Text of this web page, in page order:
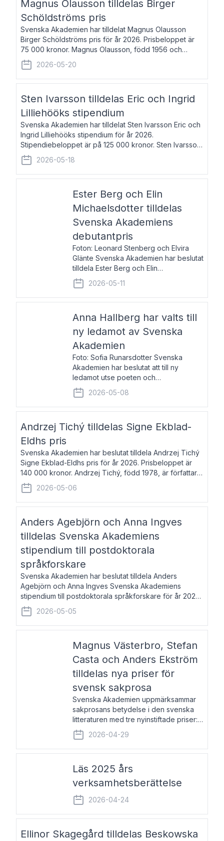
Magnus Olausson tilldelas Birger
Schöldströms pris
Svenska Akademien har tilldelat Magnus Olausson
Birger Schöldströms pris för år 2026. Prisbeloppet är
75 000 kronor. Magnus Olausson, född 1956 och
bosatt i Stockholm, är konstvetare, museiman och
hovman. Han disputerade 1993 vid Uppsala un
2026-05-20
Sten Ivarsson tilldelas Eric och Ingrid
Lilliehööks stipendium
Svenska Akademien har tilldelat Sten Ivarsson Eric och
Ingrid Lilliehööks stipendium för år 2026.
Stipendiebeloppet är på 125 000 kronor. Sten Ivarsson,
född 1979, är mediateksamordnare vid
Söderslättsgymnasiet i Trelleborg. Här har han på
2026-05-18
Ester Berg och Elin
Michaelsdotter tilldelas
Svenska Akademiens
debutantpris
Foton: Leonard Stenberg och Elvira
Glänte Svenska Akademien har beslutat
tilldela Ester Berg och Elin
Michaelsdotter Svenska Akademiens
debutantpris för år 2026. Priset är
nyinstiftat och syftar till att lyfta fram
2026-05-11
Anna Hallberg har valts till
ny ledamot av Svenska
Akademien
Foto: Sofia Runarsdotter Svenska
Akademien har beslutat att till ny
ledamot utse poeten och
litteraturkritikern Anna Hallberg. Hon
efterträder poeten Tua Forsström på
stol 18 och kommer att ta sitt inträde vid
2026-05-08
Andrzej Tichý tilldelas Signe Ekblad-
Eldhs pris
Svenska Akademien har beslutat tilldela Andrzej Tichý
Signe Ekblad-Eldhs pris för år 2026. Prisbeloppet är
140 000 kronor. Andrzej Tichý, född 1978, är författare
och kulturskribent. Han debuterade 2005 med den
lovordade romanen Sex liter l
2026-05-06
Anders Agebjörn och Anna Ingves
tilldelas Svenska Akademiens
stipendium till postdoktorala
språkforskare
Svenska Akademien har beslutat tilldela Anders
Agebjörn och Anna Ingves Svenska Akademiens
stipendium till postdoktorala språkforskare för år 2026.
Stipendiebeloppet är 75 000 kronor per mottagare.
Anders Agebjörn, född 1984, är universitet
2026-05-05
Magnus Västerbro, Stefan
Casta och Anders Ekström
tilldelas nya priser för
svensk sakprosa
Svenska Akademien uppmärksammar
sakprosans betydelse i den svenska
litteraturen med tre nyinstiftade priser:
Svenska Akademiens pris till
framstående författare av svensk
sakprosa som i år går till Magnus
2026-04-29
Läs 2025 års
verksamhetsberättelse
2026-04-24
Ellinor Skagegård tilldelas Beskowska